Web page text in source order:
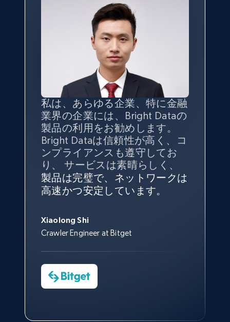
Account id, Nickname, Biography, Awg
engagement rate, Comment engagement rate,
Like engagement rate, Bio link, Predicted lang,
and more.
8.3K+ 963+ 無料トライアル
TikTok - Profiles - Discover by search URL
and country
engagement rate, Comment engagement rate,
Like engagement rate, Bio link, Predicted lang,
and more.
8.3K+ 963+
Youtube - Videos posts
私は、あらゆる企業、特に金融
業界の企業には、Bright Dataの
製品の利用をお勧めします。
Bright Dataは信頼性が高く、コ
ンプライアンスも遵守してお
り、 サービスは素晴らしく、
製品は完璧で、ネットワークは
高速かつ安定しています。
Xiaolong Shi
Crawler Engineer at Bitget
インターネットから公開ウェブ
データを収集する機能なしで
は、ブランドがすべての媒体に
向けて紹介されたこと、またそ
の展開先を知りえることはでき
トなしでは急成長を遂げること
はできなかったでしょう。
Data Science Specialist
インターネットから公開ウェブ
データを収集する機能なしで
は、ブランドがすべての媒体に
向けて紹介されたこと、またそ
の展開先を知りえることはでき
ず、また、Bright Dataのサポー
トなしでは急成長を遂げること
はできなかったでしょう。
Sarah Melville
Media Director at YouGov Sport
私の経験から言えば、Bright
Dataのサービスは極めて貴重な
ものでした。Bright Dataのおか
げで、当社のニーズを満たすの
に十分な公開ウェブデータを収
サポートおよび開発スタッフの
おかげで、多くのプロセスを最
Charmagne Cruz
Head of Reporting & Analytics, Business
データの 質 と量を最大限に確
保することが最も重要であり、
そこでBright Dataとtgndataの
組み合わせが威力を発揮しま
す。
George Koutsoudopoulos
CEO at tgndata
今すぐ観る
信頼性に非常に感銘を受けてお
り、Bright Dataには全体的に大
変満足しています。アカウント
マネージャーとは定期的な連絡
ルートがあり、非常に協力的で
Yorgos Panzaris
CTO at Convert Group
Bright Dataとの提携には大変満
足しております。全てが順調
で、ネットワークは非常に 安定
しており、 カスタマーサービス
にも満足しています。 サポート
す。
Cheddi Rai
CEO at AdRetreaver